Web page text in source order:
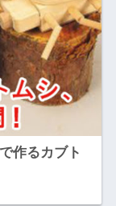
作るカブト